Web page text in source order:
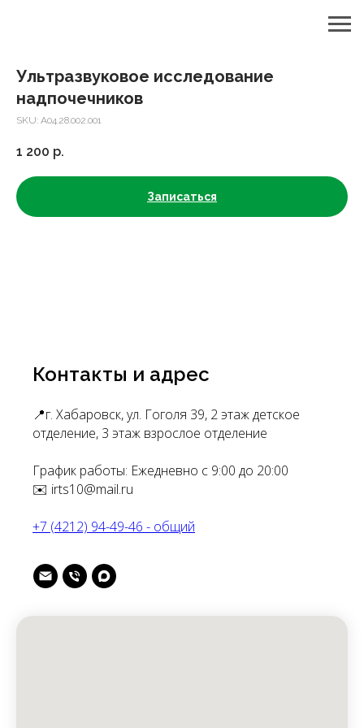
Ультразвуковое исследование
надпочечников
SKU: A04.28.002.001
1 200 р.
Записаться
Контакты и адрес
📍г. Хабаровск, ул. Гоголя 39, 2 этаж детское
отделение, 3 этаж взрослое отделение
График работы: Ежедневно с 9:00 до 20:00
✉️ irts10@mail.ru
+7 (4212) 94-49-46 - общий